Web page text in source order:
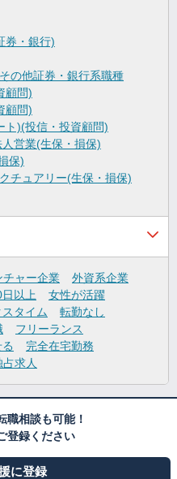
券・銀行)
その他証券・銀行系職種
顧問)
顧問)
ト)(投信・投資顧問)
人営業(生保・損保)
保)
チュアリー(生保・損保)
チャー企業
外資系企業
以上
女性が活躍
タイム
転勤なし
フリーランス
完全在宅勤務
占求人
職相談も可能！
登録ください
に登録